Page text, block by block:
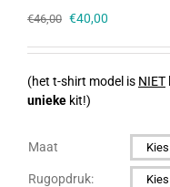
€46,00 Oorspronkelijke
was:
€46,00.
€40,00
is:
€40,00.
(het t-shirt model is NIET
unieke kit!)
Maat

Rugopdruk: